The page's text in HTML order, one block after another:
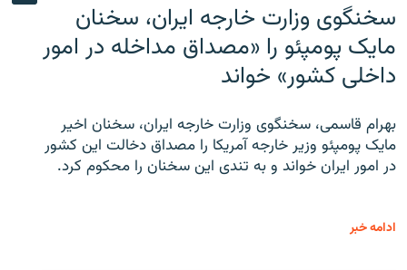
سخنگوی وزارت خارجه ایران، سخنان
مایک پومپئو را «مصداق مداخله در امور
داخلی کشور» خواند
بهرام قاسمی، سخنگوی وزارت خارجه ایران، سخنان اخیر
مایک پومپئو وزیر خارجه آمریکا را مصداق دخالت این کشور
در امور ایران خواند و به تندی این سخنان را محکوم کرد.
ادامه خبر